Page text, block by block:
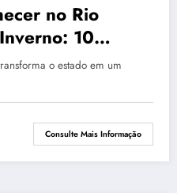
no Rio
10
em 2026
o estado em um
Consulte Mais Informação